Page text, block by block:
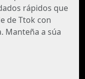
rápidos que
de Ttok con
Manteña a súa